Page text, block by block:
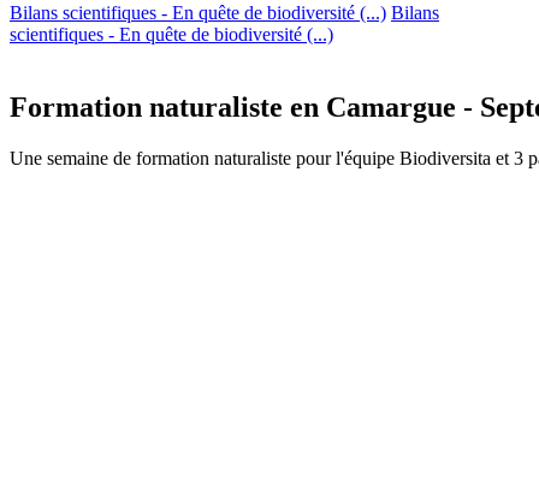
Bilans scientifiques - En quête de biodiversité (...) Bilans
scientifiques - En quête de biodiversité (...)
Formation naturaliste en Camargue -
Une semaine de formation naturaliste pour l'équipe Biodiversita et 3